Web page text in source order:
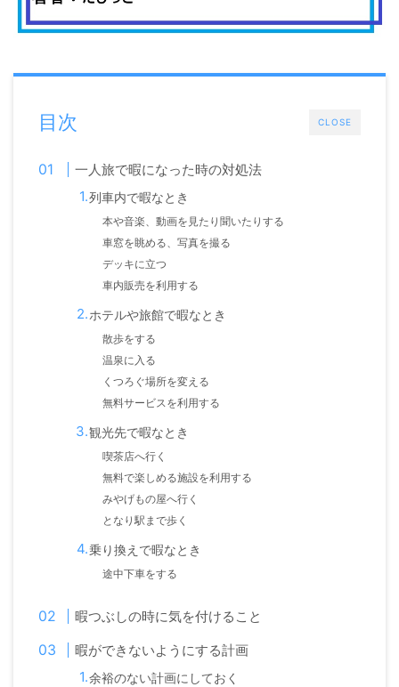
CLOSE
目次
一人旅で暇になった時の対処法
列車内で暇なとき
本や音楽、動画を見たり聞いたりする
車窓を眺める、写真を撮る
デッキに立つ
車内販売を利用する
ホテルや旅館で暇なとき
散歩をする
温泉に入る
くつろぐ場所を変える
無料サービスを利用する
観光先で暇なとき
喫茶店へ行く
無料で楽しめる施設を利用する
みやげもの屋へ行く
となり駅まで歩く
乗り換えで暇なとき
途中下車をする
暇つぶしの時に気を付けること
暇ができないようにする計画
余裕のない計画にしておく